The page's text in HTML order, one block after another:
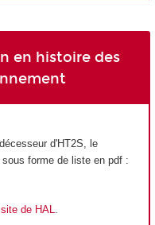
en histoire des
d'HT2S, le
forme de liste en pdf :
de HAL